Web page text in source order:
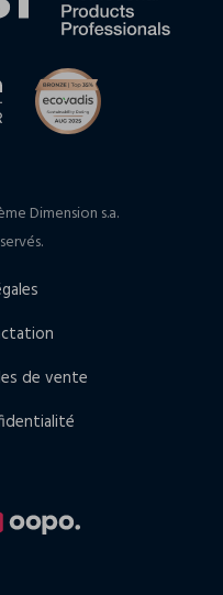
Dimension s.a.
de vente